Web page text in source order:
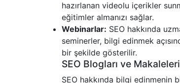
hazırlanan videolu içerikler
eğitimler almanızı sağlar.
Webinarlar: SEO hakkında
seminerler, bilgi edinmek
bir şekilde gösterilir.
SEO Blogları ve
SEO hakkında bilgi